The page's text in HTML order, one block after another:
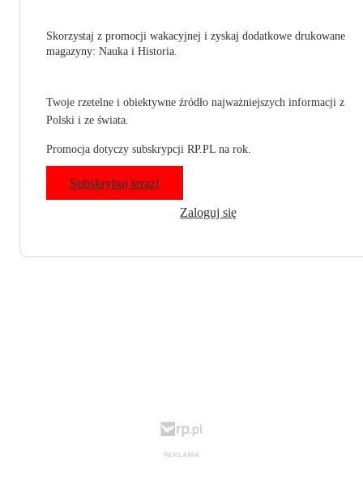
Skorzystaj z promocji wakacyjnej i zyskaj dodatkowe drukowane
magazyny: Nauka i Historia.
Twoje rzetelne i obiektywne źródło najważniejszych informacji z
Polski i ze świata.
Promocja dotyczy subskrypcji RP.PL na rok.
Subskrybuj teraz!
Zaloguj się